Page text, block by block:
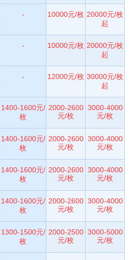
- 10000元/枚 20000元/枚
起
- 10000元/枚 20000元/枚
起
- 12000元/枚 30000元/枚
起
1400-1600元/
枚
2000-2600
元/枚
3000-4000
元/枚
1400-1600元/
枚
2000-2600
元/枚
3000-4000
元/枚
1400-1600元/
枚
2000-2600
元/枚
3000-4000
元/枚
1400-1600元/
枚
2000-2600
元/枚
3000-4000
元/枚
1300-1500元/
枚
2000-2500
元/枚
3000-5000
元/枚